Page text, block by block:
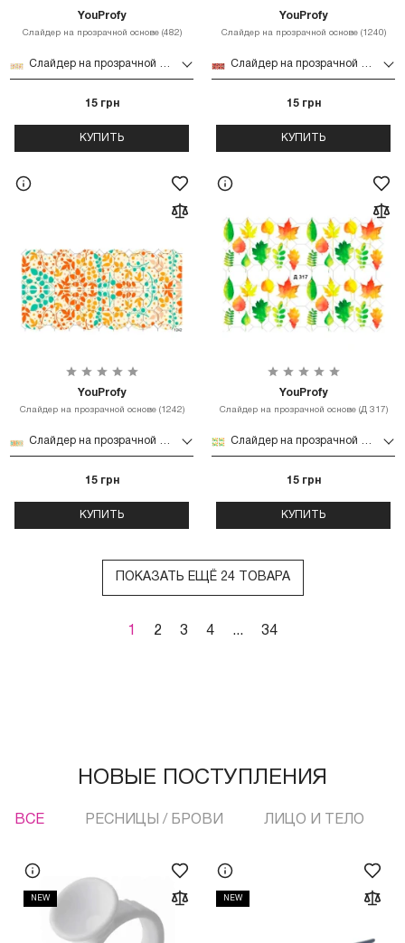
YouProfy
Слайдер на прозрачной основе (482)
15 грн
КУПИТЬ
YouProfy
Слайдер на прозрачной основе (1240)
15 грн
КУПИТЬ
YouProfy
Слайдер на прозрачной основе (1242)
15 грн
КУПИТЬ
YouProfy
Слайдер на прозрачной основе (Д 317)
15 грн
КУПИТЬ
ПОКАЗАТЬ ЕЩЁ 24 ТОВАРА
1 2 3 4 ... 34
НОВЫЕ ПОСТУПЛЕНИЯ
ВСЕ РЕСНИЦЫ / БРОВИ ЛИЦО И ТЕЛО
NEW NEW